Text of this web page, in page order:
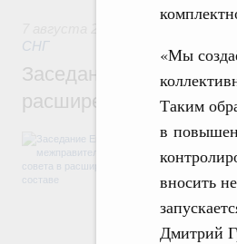
«Мы
Таким
в
вносить
Дмитрий
СНГ
Заседание
расширенном составе
В повестке
числе
рынка.